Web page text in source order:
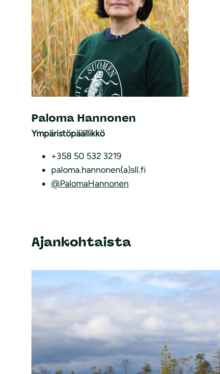
Ympäristöpäällikkö
Paloma Hannonen
+358 50 532 3219
paloma.hannonen(a)sll.fi
@PalomaHannonen
Ajankohtaista